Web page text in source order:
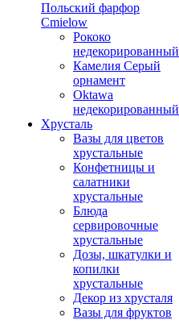
Польский фарфор
Сmielow
Рококо
недекорированный
Камелия Серый
орнамент
Oktawa
недекорированный
Хрусталь
Вазы для цветов
хрустальные
Конфетницы и
салатники
хрустальные
Блюда
сервировочные
хрустальные
Дозы, шкатулки и
копилки
хрустальные
Декор из хрусталя
Вазы для фруктов